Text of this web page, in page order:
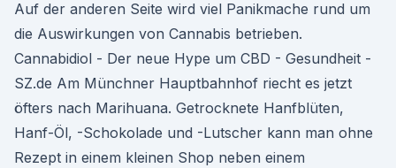
Auf der anderen Seite wird viel Panikmache rund um
die Auswirkungen von Cannabis betrieben.
Cannabidiol - Der neue Hype um CBD - Gesundheit -
SZ.de Am Münchner Hauptbahnhof riecht es jetzt
öfters nach Marihuana. Getrocknete Hanfblüten,
Hanf-Öl, -Schokolade und -Lutscher kann man ohne
Rezept in einem kleinen Shop neben einem